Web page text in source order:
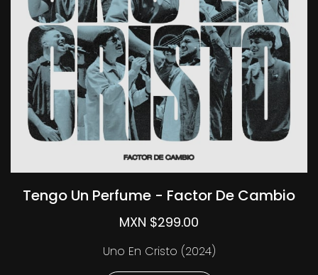
Tengo Un Perfume - Factor De Cambio
MXN $299.00
Uno En Cristo (2024)